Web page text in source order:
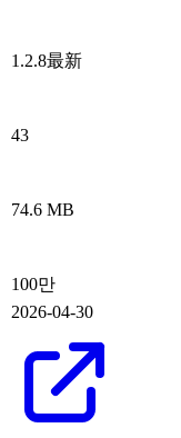
1.2.8最新
43
74.6 MB
100만
2026-04-30